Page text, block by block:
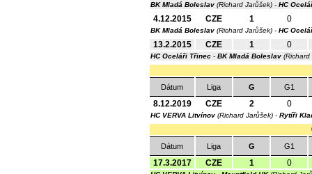
BK Mladá Boleslav (Richard Jarůšek) - HC
4.12.2015 CZE 1 0
BK Mladá Boleslav (Richard Jarůšek) - HC
13.2.2015 CZE 1 0
HC Oceláři Třinec - BK Mladá Boleslav
Dátum Liga G G1
8.12.2019 CZE 2 0
HC VERVA Litvínov (Richard Jarůšek) - Rytíři
Dátum Liga G G1
17.3.2017 CZE 1 0